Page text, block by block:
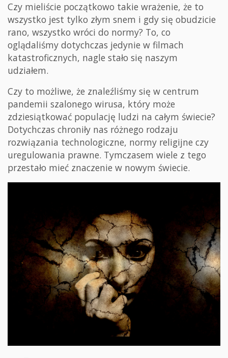
Czy mieliście początkowo takie wrażenie, że to
wszystko jest tylko złym snem i gdy się obudzicie
rano, wszystko wróci do normy? To, co
oglądaliśmy dotychczas jedynie w filmach
katastroficznych, nagle stało się naszym
udziałem.
Czy to możliwe, że znaleźliśmy się w centrum
pandemii szalonego wirusa, który może
zdziesiątkować populację ludzi na całym świecie?
Dotychczas chroniły nas różnego rodzaju
rozwiązania technologiczne, normy religijne czy
uregulowania prawne. Tymczasem wiele z tego
przestało mieć znaczenie w nowym świecie.